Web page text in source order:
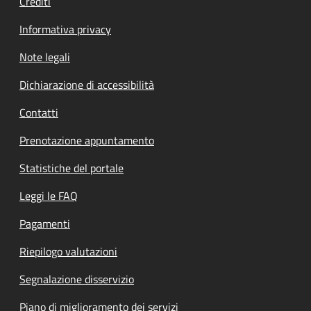
Informativa privacy
Note legali
Dichiarazione di accessibilità
Contatti
Prenotazione appuntamento
Statistiche del portale
Leggi le FAQ
Pagamenti
Riepilogo valutazioni
Segnalazione disservizio
Piano di miglioramento dei servizi